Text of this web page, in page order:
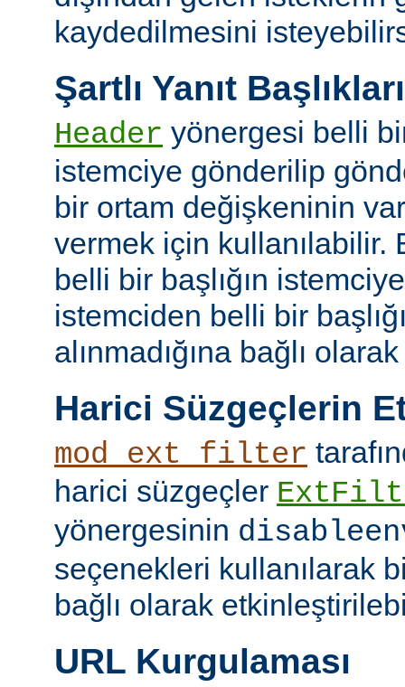
kaydedilmesini
Şartlı Yanıt Başlıkları
Header yönergesi belli bir
istemciye gönderilip
bir ortam değişkeninin
vermek için kullanılabilir.
belli bir başlığın
istemciden belli bir
alınmadığına bağlı
Harici Süzgeçlerin
mod_ext_filter
harici süzgeçler
yönergesinin
seçenekleri kullanılarak
bağlı olarak
URL Kurgulaması